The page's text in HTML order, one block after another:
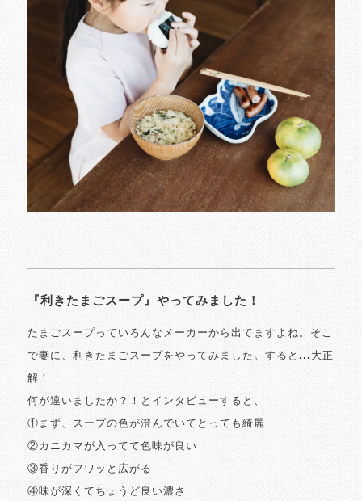
『利きたまごスープ』やってみました！
たまごスープっていろんなメーカーから出てますよね。そこ
で妻に、利きたまごスープをやってみました。すると...大正
解！
何が違いましたか？！とインタビューすると、
①まず、スープの色が澄んでいてとっても綺麗
②カニカマが入ってて色味が良い
③香りがフワッと広がる
④味が深くてちょうど良い濃さ